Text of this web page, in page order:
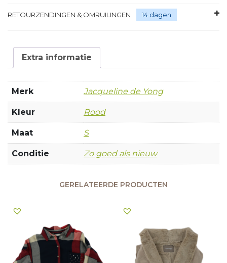
RETOURZENDINGEN & OMRUILINGEN 14 dagen
Extra informatie
Merk Jacqueline de Yong
Kleur Rood
Maat S
Conditie Zo goed als nieuw
GERELATEERDE PRODUCTEN